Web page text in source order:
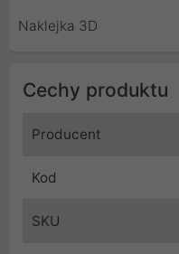
Naklejka 3D
Cechy produktu
Producent
Kod
SKU